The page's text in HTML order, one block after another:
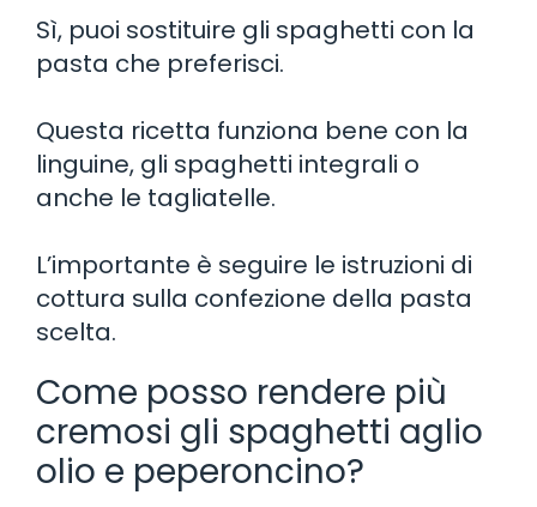
Sì, puoi sostituire gli spaghetti con la
pasta che preferisci.
Questa ricetta funziona bene con la
linguine, gli spaghetti integrali o
anche le tagliatelle.
L’importante è seguire le istruzioni di
cottura sulla confezione della pasta
scelta.
Come posso rendere più
cremosi gli spaghetti aglio
olio e peperoncino?